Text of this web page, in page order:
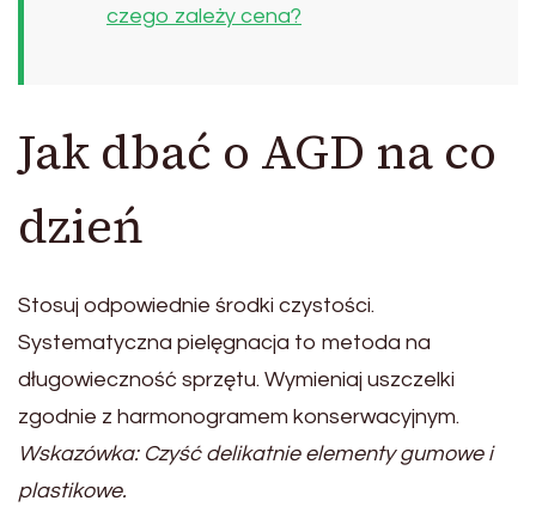
czego zależy cena?
Jak dbać o AGD na co
dzień
Stosuj odpowiednie środki czystości.
Systematyczna pielęgnacja to metoda na
długowieczność sprzętu. Wymieniaj uszczelki
zgodnie z harmonogramem konserwacyjnym.
Wskazówka: Czyść delikatnie elementy gumowe i
plastikowe.